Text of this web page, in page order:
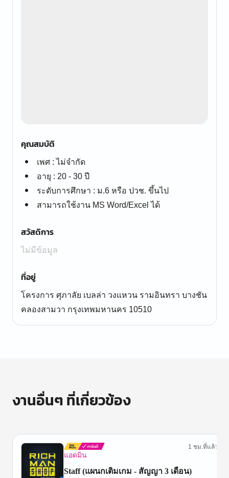
คุณสมบัติ
เพศ : ไม่จำกัด
อายุ : 20 - 30 ปี
ระดับการศึกษา : ม.6 หรือ ปวช. ขึ้นไป
สามารถใช้งาน MS Word/Excel ได้
สวัสดิการ
ไม่มีข้อมูล
ที่อยู่
โครงการ ศุภาลัย เบลล่า วงแหวน รามอินทรา บางชัน
คลองสามวา กรุงเทพมหานคร 10510
งานอื่นๆ ที่เกี่ยวข้อง
แอดมิน
1 ชม.ที่แล้ว
Staff (แผนกเติมเกม - สัญญา 3 เดือน)